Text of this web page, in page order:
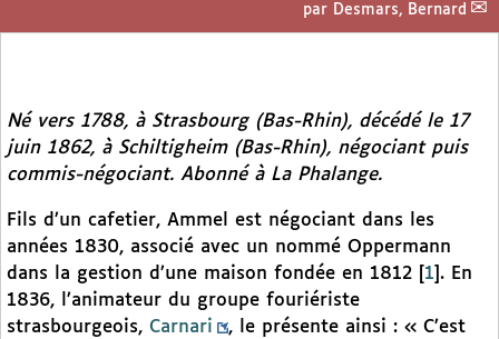
par Desmars, Bernard
Né vers 1788, à Strasbourg (Bas-Rhin), décédé le 17
juin 1862, à Schiltigheim (Bas-Rhin), négociant puis
commis-négociant. Abonné à La Phalange.
Fils d’un cafetier, Ammel est négociant dans les
années 1830, associé avec un nommé Oppermann
dans la gestion d’une maison fondée en 1812
1 . En
1836, l’animateur du groupe fouriériste
strasbourgeois, Carnari
, le présente ainsi : « C’est